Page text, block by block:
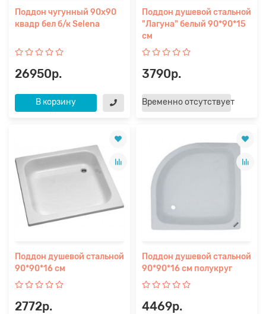
Поддон чугунный 90х90
квадр бел б/к Selena
26950р.
В корзину
Поддон душевой стальной
"Лагуна" белый 90*90*15
см
3790р.
Временно отсутствует
Поддон душевой стальной
90*90*16 см
2772р.
Поддон душевой стальной
90*90*16 см полукруг
4469р.